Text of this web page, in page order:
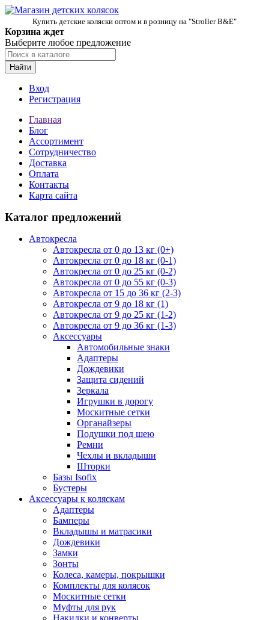
Купить детские коляски оптом и в розницу на "Stroller B&E"
Корзина ждет
Выберите любое предложение
Найти
Вход
Регистрация
Главная
Блог
Ассортимент
Сотрудничество
Доставка
Оплата
Контакты
Карта сайта
Каталог предложений
Автокресла
Автокресла от 0 до 13 кг (0+)
Автокресла от 0 до 18 кг (0-1)
Автокресла от 0 до 25 кг (0-2)
Автокресла от 0 до 55 кг (0-3)
Автокресла от 15 до 36 кг (2-3)
Автокресла от 9 до 18 кг (1)
Автокресла от 9 до 25 кг (1-2)
Автокресла от 9 до 36 кг (1-3)
Аксессуары
Автомобильные знаки
Адаптеры
Дождевики
Защита сидений
Зеркала
Игрушки в дорогу
Москитные сетки
Органайзеры
Подушки под шею
Ремни
Чехлы и вкладыши
Шторки
Базы Isofix
Бустеры
Аксессуары к коляскам
Адаптеры
Бамперы
Вкладышы и матрасики
Дождевики
Замки
Зонты
Колеса, камеры, покрышки
Комплекты для колясок
Москитные сетки
Муфты для рук
Накидки и конверты